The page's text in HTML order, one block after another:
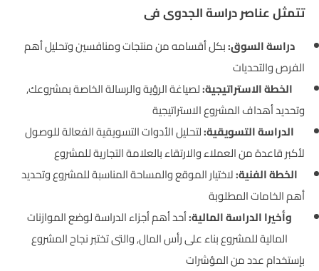
تتمثل عناصر دراسة الجدوى فى
دراسة السوق:بكل أقسامه من منتجات ومنافسين وتحليل أهم
الفرص والتحديات
الخطة الاستراتيجية:لصياغة الرؤية والرسالة الخاصة بمشروعك,
وتحديد أهداف المشروع الاستراتيجية
الدراسة التسويقية:لتحليل الأدوات التسويقية الفعالة للوصول
لأكبر قاعدة من العملاء والارتقاء بالعلامة التجارية للمشروع
الخطة الفنية:لاختيار الموقع والمساحة المناسبة للمشروع وتحديد
أهم الخامات المطلوبة
وأخيرا الدراسة المالية:أحد أهم أجزاء الدراسة لوضع الموازنات
المالية للمشروع بناء على رأس المال, والتى تختبر نجاح المشروع
بإستخدام عدد من المؤشرات